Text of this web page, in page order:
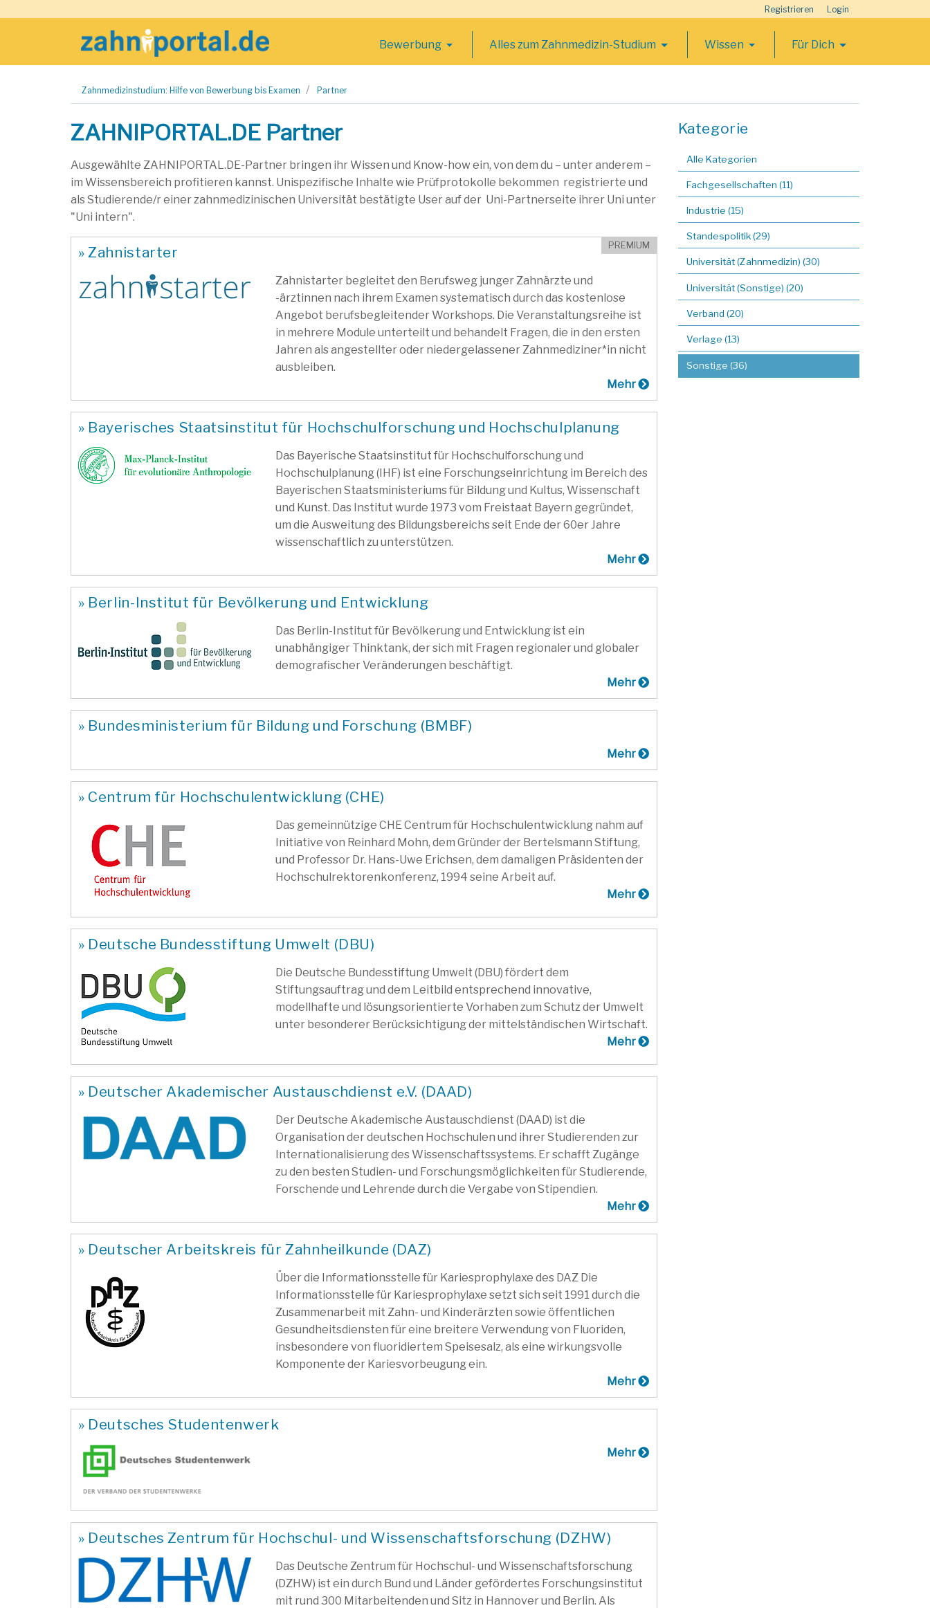
Registrieren Login
Bewerbung Alles zum Zahnmedizin-Studium Wissen Für Dich
Zahnmedizinstudium: Hilfe von Bewerbung bis Examen Partner
ZAHNIPORTAL.DE Partner
Ausgewählte ZAHNIPORTAL.DE-Partner bringen ihr Wissen und Know-how ein, von dem du – unter anderem –
im Wissensbereich profitieren kannst. Unispezifische Inhalte wie Prüfprotokolle bekommen registrierte und
als Studierende/r einer zahnmedizinischen Universität bestätigte User auf der Uni-Partnerseite ihrer Uni unter
"Uni intern".
PREMIUM
» Zahnistarter
Zahnistarter begleitet den Berufsweg junger Zahnärzte und
-ärztinnen nach ihrem Examen systematisch durch das kostenlose
Angebot berufsbegleitender Workshops. Die Veranstaltungsreihe ist
in mehrere Module unterteilt und behandelt Fragen, die in den ersten
Jahren als angestellter oder niedergelassener Zahnmediziner*in nicht
ausbleiben.
Mehr
» Bayerisches Staatsinstitut für Hochschulforschung und Hochschulplanung
Das Bayerische Staatsinstitut für Hochschulforschung und
Hochschulplanung (IHF) ist eine Forschungseinrichtung im Bereich des
Bayerischen Staatsministeriums für Bildung und Kultus, Wissenschaft
und Kunst. Das Institut wurde 1973 vom Freistaat Bayern gegründet,
um die Ausweitung des Bildungsbereichs seit Ende der 60er Jahre
wissenschaftlich zu unterstützen.
Mehr
» Berlin-Institut für Bevölkerung und Entwicklung
Das Berlin-Institut für Bevölkerung und Entwicklung ist ein
unabhängiger Thinktank, der sich mit Fragen regionaler und globaler
demografischer Veränderungen beschäftigt.
Mehr
» Bundesministerium für Bildung und Forschung (BMBF)
Mehr
» Centrum für Hochschulentwicklung (CHE)
Das gemeinnützige CHE Centrum für Hochschulentwicklung nahm auf
Initiative von Reinhard Mohn, dem Gründer der Bertelsmann Stiftung,
und Professor Dr. Hans-Uwe Erichsen, dem damaligen Präsidenten der
Hochschulrektorenkonferenz, 1994 seine Arbeit auf.
Mehr
» Deutsche Bundesstiftung Umwelt (DBU)
Die Deutsche Bundesstiftung Umwelt (DBU) fördert dem
Stiftungsauftrag und dem Leitbild entsprechend innovative,
modellhafte und lösungsorientierte Vorhaben zum Schutz der Umwelt
unter besonderer Berücksichtigung der mittelständischen Wirtschaft.
Mehr
» Deutscher Akademischer Austauschdienst e.V. (DAAD)
Der Deutsche Akademische Austauschdienst (DAAD) ist die
Organisation der deutschen Hochschulen und ihrer Studierenden zur
Internationalisierung des Wissenschaftssystems. Er schafft Zugänge
zu den besten Studien- und Forschungsmöglichkeiten für Studierende,
Forschende und Lehrende durch die Vergabe von Stipendien.
Mehr
» Deutscher Arbeitskreis für Zahnheilkunde (DAZ)
Über die Informationsstelle für Kariesprophylaxe des DAZ Die
Informationsstelle für Kariesprophylaxe setzt sich seit 1991 durch die
Zusammenarbeit mit Zahn- und Kinderärzten sowie öffentlichen
Gesundheitsdiensten für eine breitere Verwendung von Fluoriden,
insbesondere von fluoridiertem Speisesalz, als eine wirkungsvolle
Komponente der Kariesvorbeugung ein.
Mehr
» Deutsches Studentenwerk
Mehr
» Deutsches Zentrum für Hochschul- und Wissenschaftsforschung (DZHW)
Das Deutsche Zentrum für Hochschul- und Wissenschaftsforschung
(DZHW) ist ein durch Bund und Länder gefördertes Forschungsinstitut
mit rund 300 Mitarbeitenden und Sitz in Hannover und Berlin. Als
Kategorie
Alle Kategorien
Fachgesellschaften (11)
Industrie (15)
Standespolitik (29)
Universität (Zahnmedizin) (30)
Universität (Sonstige) (20)
Verband (20)
Verlage (13)
Sonstige (36)